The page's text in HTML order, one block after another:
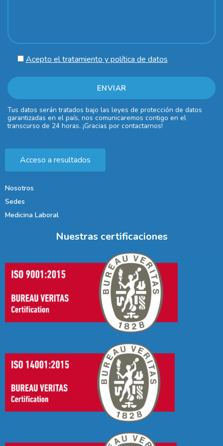
Acepto el tratamiento y política de datos
Tus datos serán tratados bajo las leyes de protección de datos
garantizadas en el país, nos comunicaremos contigo en el
transcurso de 24 horas. ¡Gracias por contactarnos!
Acceso a resultados
Nosotros
Sedes
Medicina Laboral
Nuestras certificaciones